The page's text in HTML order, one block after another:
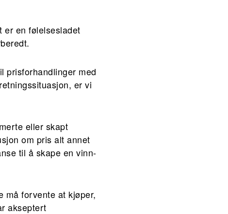
er en følelsesladet
prisforhandlinger med
er vi
eller skapt
om pris alt annet
til å skape en vinn-
må forvente at kjøper,
akseptert